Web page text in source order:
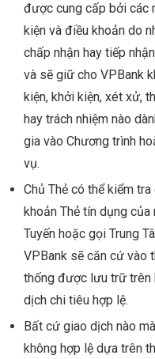
được cung cấp bởi các
kiện và điều khoản do
chấp nhận hay tiếp
và sẽ giữ cho VPBank
kiện, khởi kiện, xét xử,
hay trách nhiệm nào
gia vào Chương trình
vụ.
Chủ Thẻ có thể kiểm
khoản Thẻ tín dụng của
Tuyến hoặc gọi Trung
VPBank sẽ căn cứ vào
thống được lưu trữ trên
dịch chi tiêu hợp lệ.
Bất cứ giao dịch nào
không hợp lệ dựa trên